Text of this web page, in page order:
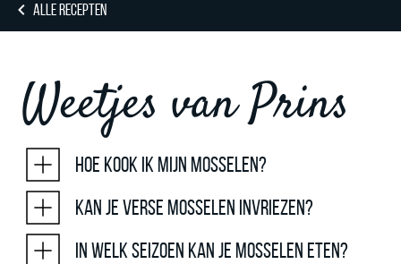
ALLE RECEPTEN
Weetjes van Prins
Hoe kook ik mijn mosselen?
Kan je verse mosselen invriezen?
In welk seizoen kan je mosselen eten?